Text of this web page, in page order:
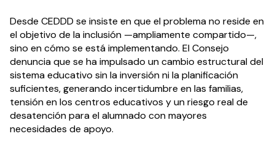
Desde CEDDD se insiste en que el problema no reside en
el objetivo de la inclusión —ampliamente compartido—,
sino en cómo se está implementando. El Consejo
denuncia que se ha impulsado un cambio estructural del
sistema educativo sin la inversión ni la planificación
suficientes, generando incertidumbre en las familias,
tensión en los centros educativos y un riesgo real de
desatención para el alumnado con mayores
necesidades de apoyo.